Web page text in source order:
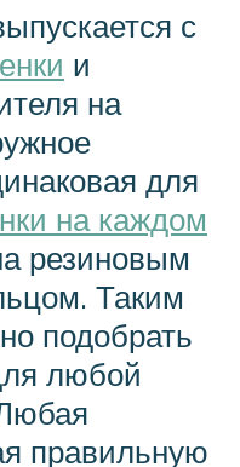
с
и
на
для
на каждом
резиновым
Таким
подобрать
любой
правильную